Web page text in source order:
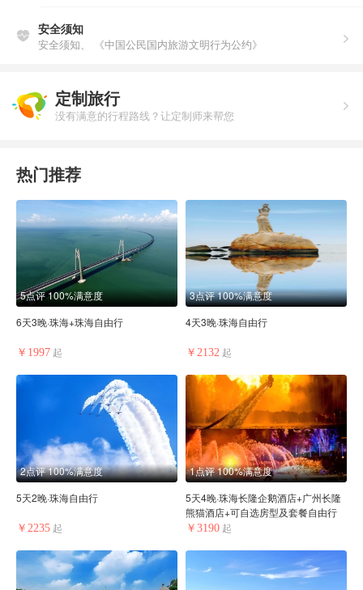
安全须知
安全须知、 《中国公民国内旅游文明行为公约》
定制旅行
没有满意的行程路线？让定制师来帮您
热门推荐
5点评100%满意度
6天3晚·珠海+珠海自由行
￥1997 起
3点评100%满意度
4天3晚·珠海自由行
￥2132 起
2点评100%满意度
5天2晚·珠海自由行
￥2235 起
1点评100%满意度
5天4晚·珠海长隆企鹅酒店+广州长隆
熊猫酒店+可自选房型及套餐自由行
￥3190 起